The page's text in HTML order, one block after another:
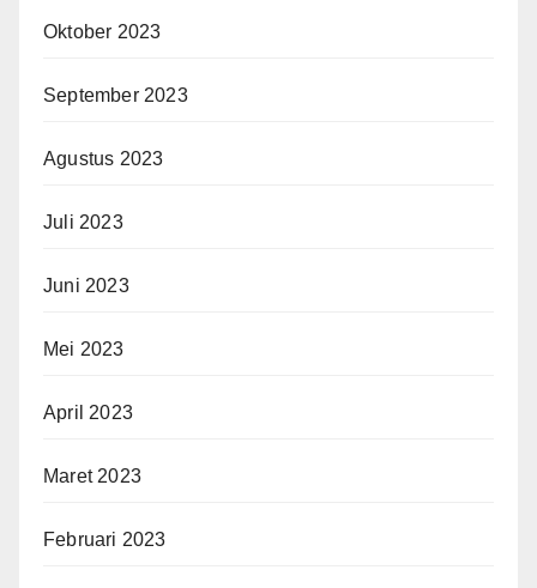
Oktober 2023
September 2023
Agustus 2023
Juli 2023
Juni 2023
Mei 2023
April 2023
Maret 2023
Februari 2023